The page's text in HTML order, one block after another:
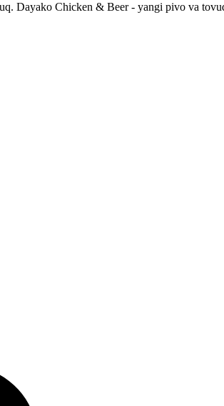
Dayako Chicken & Beer - yangi pivo va